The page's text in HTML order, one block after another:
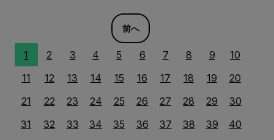
前へ
1 2 3 4 5 6 7 8 9
10
11
12 13 14 15 16 17 18 19
20
21
22 23 24 25 26 27 28 29
30
31
32 33 34 35 36 37 38 39
40